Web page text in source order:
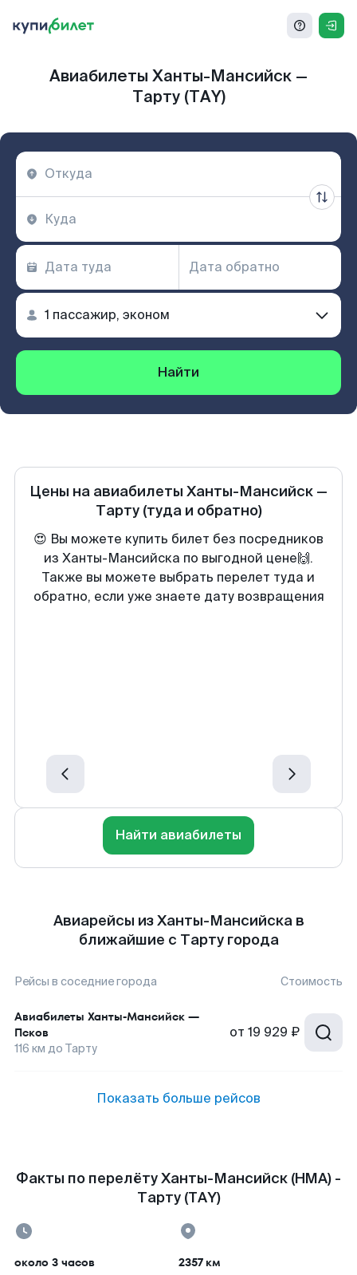
Авиабилеты Ханты-Мансийск —
Тарту (TAY)
Найти
Цены на авиабилеты Ханты-Мансийск —
Тарту (туда и обратно)
😍 Вы можете купить билет без посредников
из Ханты-Мансийска по выгодной цене🙌.
Также вы можете выбрать перелет туда и
обратно, если уже знаете дату возвращения
Найти авиабилеты
Авиарейсы из Ханты-Мансийска в
ближайшие с Тарту города
Рейсы в соседние города Стоимость
Авиабилеты Ханты-Мансийск —
Псков
116 км до Тарту
от 19 929 ₽
Показать больше рейсов
Факты по перелёту Ханты-Мансийск (HMA) -
Тарту (TAY)
около 3 часов 2357 км